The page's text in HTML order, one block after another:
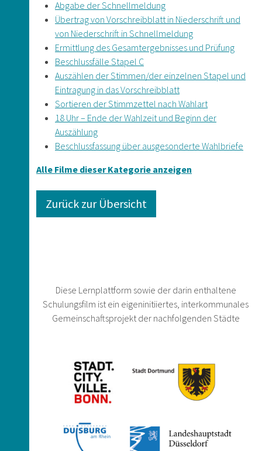
Abgabe der Schnellmeldung
Übertrag von Vorschreibblatt in Niederschrift und
von Niederschrift in Schnellmeldung
Ermittlung des Gesamtergebnisses und Prüfung
Beschlussfälle Stapel C
Auszählen der Stimmen/der einzelnen Stapel und
Eintragung in das Vorschreibblatt
Sortieren der Stimmzettel nach Wahlart
18 Uhr – Ende der Wahlzeit und Beginn der
Auszählung
Beschlussfassung über ausgesonderte Wahlbriefe
Alle Filme dieser Kategorie anzeigen
Zurück zur Übersicht
Diese Lernplattform sowie der darin enthaltene
Schulungsfilm ist ein eigeninitiiertes, interkommunales
Gemeinschaftsprojekt der nachfolgenden Städte